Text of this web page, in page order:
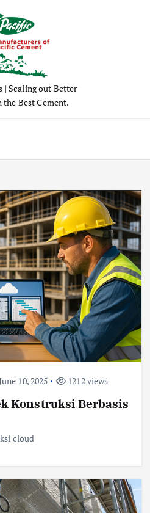
| Scaling out Better
Best Cement.
10, 2025 1212 views
Konstruksi Berbasis
cloud